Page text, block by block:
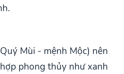
Mùi - mệnh Mộc) nên
phong thủy như xanh